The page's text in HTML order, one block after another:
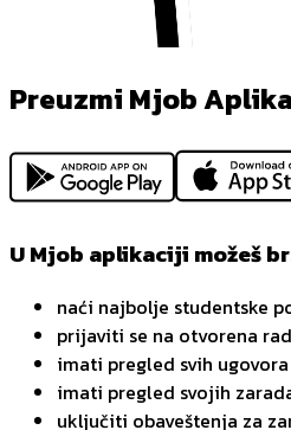
Preuzmi Mjob
U Mjob aplikaciji možeš
naći najbolje studentske
prijaviti se na otvorena
imati pregled svih ugovora
imati pregled svojih
uključiti obaveštenja za